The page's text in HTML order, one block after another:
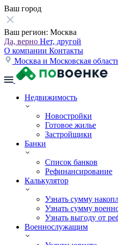
Ваш город
Ваш регион: Москва
Да, верно Нет, другой
О компании Контакты
Москва и Московская
Недвижимость
Новостройки
Готовое жилье
Застройщики
Банки
Список банков
Рефинансирование
Калькулятор
Узнать сумму
Узнать сумму
Узнать выгоду от
Военнослужащим